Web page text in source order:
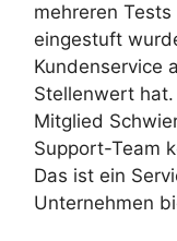
mehreren
eingestuft
Kundenservice
Stellenwert
Mitglied
Support-Team
Das ist ein
Unternehmen